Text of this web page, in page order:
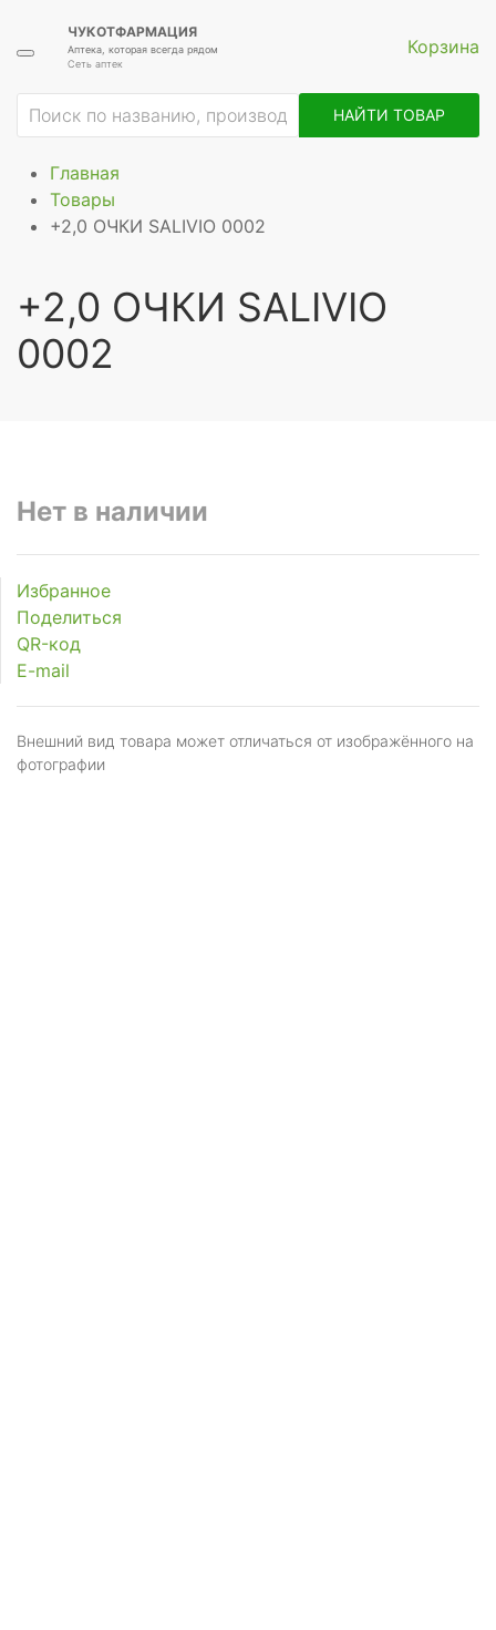
ЧУКОТФАРМАЦИЯ
Аптека, которая всегда рядом
Сеть аптек
Корзина
НАЙТИ ТОВАР
Главная
Товары
+2,0 ОЧКИ SALIVIO 0002
+2,0 ОЧКИ SALIVIO
0002
Нет в наличии
Избранное
Поделиться
QR-код
E-mail
Внешний вид товара может отличаться от изображённого на
фотографии